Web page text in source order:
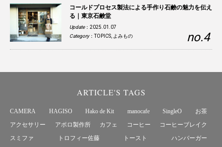
コールドプロセス製法による手作り石鹸の魅力を伝え
る｜東京石鹸堂
Update：2025.01.07
Category：TOPICS よみもの
ARTICLE'S TAGS
CAMERA HAGISO Hako de Kit manocafe SingleO
お茶
アクセサリー
アポロ製作所 カフェ コーヒー
コーヒーブレイク
スミファ
トロフィー佐藤 トースト
ハンバーガー